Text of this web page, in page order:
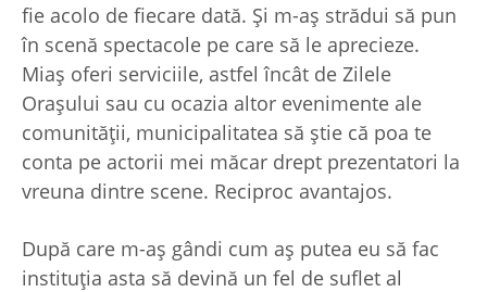
fie acolo de fiecare dată. Și m-aș strădui să pun
în scenă spectacole pe care să le aprecieze.
Miaș oferi serviciile, astfel încât de Zilele
Orașului sau cu ocazia altor evenimente ale
comunității, municipalitatea să știe că poa te
conta pe actorii mei măcar drept prezentatori la
vreuna dintre scene. Reciproc avantajos.
După care m-aș gândi cum aș putea eu să fac
instituția asta să devină un fel de suflet al